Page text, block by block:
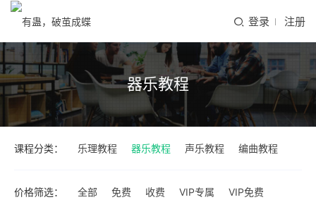
登录 注册
器乐教程
课程分类： 乐理教程 器乐教程 声乐教程 编曲教程
价格筛选： 全部 免费 收费 VIP专属 VIP免费